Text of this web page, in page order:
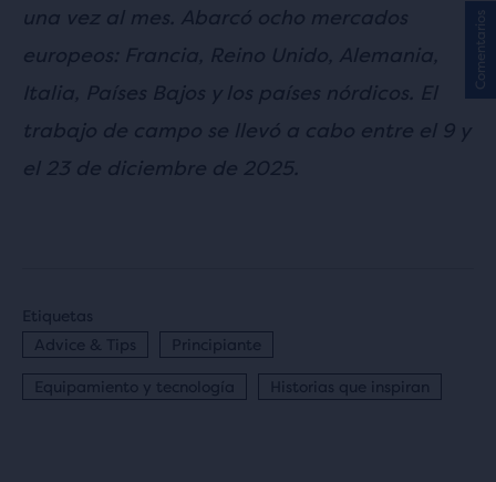
una vez al mes. Abarcó ocho mercados
europeos: Francia, Reino Unido, Alemania,
Italia, Países Bajos y los países nórdicos. El
trabajo de campo se llevó a cabo entre el 9 y
el 23 de diciembre de 2025.
Etiquetas
Advice & Tips
Principiante
Equipamiento y tecnología Historias que inspiran
Comentarios